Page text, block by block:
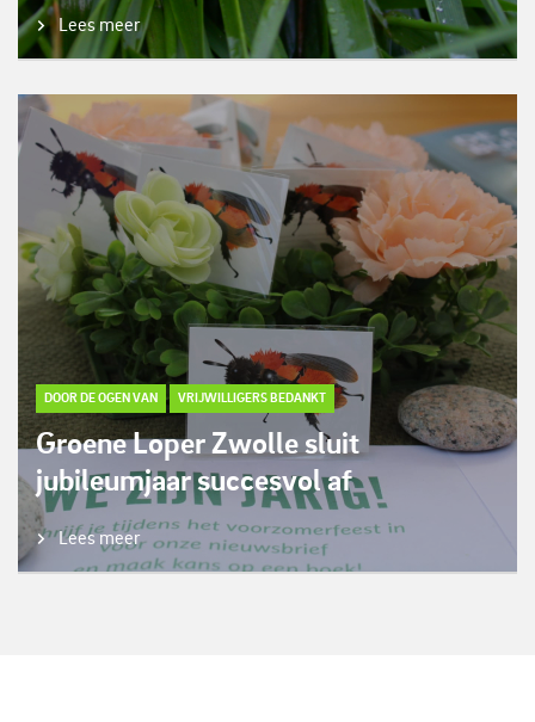
Lees meer
DOOR DE OGEN VAN VRIJWILLIGERS BEDANKT
Groene Loper Zwolle sluit
jubileumjaar succesvol af
Lees meer